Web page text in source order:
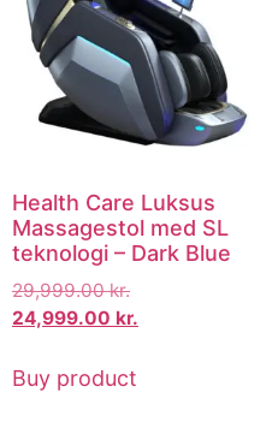
Health Care Luksus
Massagestol med SL
teknologi – Dark Blue
29,999.00kr.
24,999.00 kr.
Buy product